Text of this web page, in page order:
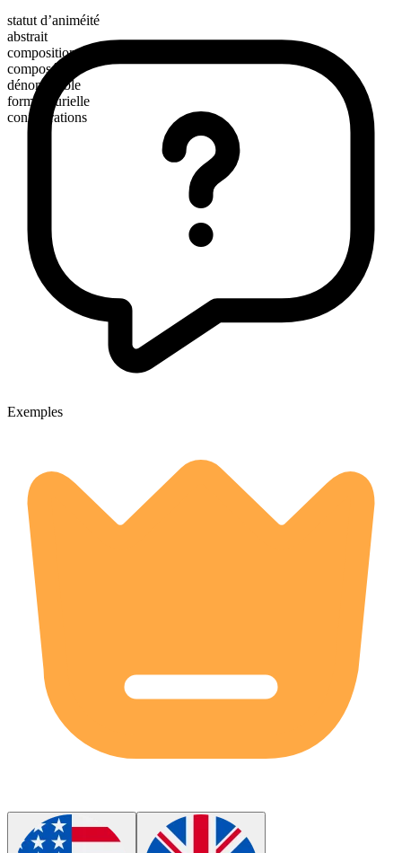
statut d’animéité
abstrait
composition morphologique
composé
dénombrable
forme plurielle
conflagrations
Exemples